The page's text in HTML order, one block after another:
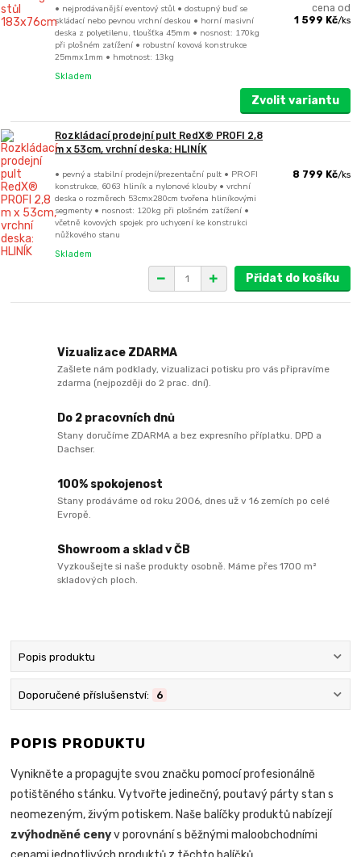
• nejprodávanější eventový stůl • dostupný buď se
skládací nebo pevnou vrchní deskou • horní masivní
deska z polyetilenu, tloušťka 45mm • nosnost: 170kg
při plošném zatížení • robustní kovová konstrukce
25mmx1mm • hmotnost: 13kg
cena od
1 599 Kč/ks
Skladem
Zvolit variantu
Rozkládací prodejní pult RedX® PROFI 2,8
m x 53cm, vrchní deska: HLINÍK
• pevný a stabilní prodejní/prezentační pult • PROFI
konstrukce, 6063 hliník a nylonové klouby • vrchní
deska o rozměrech 53cmx280cm tvořena hliníkovými
segmenty • nosnost: 120kg při plošném zatížení •
včetně kovových spojek pro uchycení ke konstrukci
nůžkového stanu
8 799 Kč/ks
Skladem
Přidat do košíku
Vizualizace ZDARMA
Zašlete nám podklady, vizualizaci potisku pro vás připravíme
zdarma (nejpozději do 2 prac. dní).
Do 2 pracovních dnů
Stany doručíme ZDARMA a bez expresního příplatku. DPD a
Dachser.
100% spokojenost
Stany prodáváme od roku 2006, dnes už v 16 zemích po celé
Evropě.
Showroom a sklad v ČB
Vyzkoušejte si naše produkty osobně. Máme přes 1700 m²
skladových ploch.
Popis produktu
Doporučené příslušenství: 6
POPIS PRODUKTU
Vynikněte a propagujte svou značku pomocí profesionálně
potištěného stánku. Vytvořte jedinečný, poutavý párty stan s
neomezeným, živým potiskem. Naše balíčky produktů nabízejí
zvýhodněné cenyv porovnání s běžnými maloobchodními